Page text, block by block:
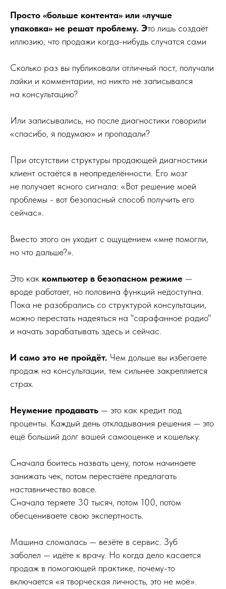
Просто «больше контента» или «лучше
упаковка» не решат проблему. Это лишь создаёт
иллюзию, что продажи когда-нибудь случатся сами
Сколько раз вы публиковали отличный пост, получали
лайки и комментарии, но никто не записывался
на консультацию?
Или записывались, но после диагностики говорили
«спасибо, я подумаю» и пропадали?
При отсутствии структуры продающей диагностики
клиент остаётся в неопределённости. Его мозг
не получает ясного сигнала: «Вот решение моей
проблемы - вот безопасный способ получить его
сейчас».
Вместо этого он уходит с ощущением «мне помогли,
но что дальше?».
Это как компьютер в безопасном режиме —
вроде работает, но половина функций недоступна.
Пока не разобрались со структурой консультации,
можно перестать надеяться на "сарафанное радио"
и начать зарабатывать здесь и сейчас.
И само это не пройдёт. Чем дольше вы избегаете
продаж на консультации, тем сильнее закрепляется
страх.
Неумение продавать — это как кредит под
проценты. Каждый день откладывания решения — это
ещё больший долг вашей самооценке и кошельку.
Сначала боитесь назвать цену, потом начинаете
занижать чек, потом перестаёте предлагать
наставничество вовсе.
Сначала теряете 30 тысяч, потом 100, потом
обесцениваете свою экспертность.
Машина сломалась — везёте в сервис. Зуб
заболел — идёте к врачу. Но когда дело касается
продаж в помогающей практике, почему-то
включается «я творческая личность, это не моё».